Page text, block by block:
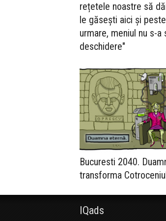
rețetele noastre să
le găsești aici și
urmare, meniul nu s-a
deschidere"
Bucuresti 2040.
transforma
IQads